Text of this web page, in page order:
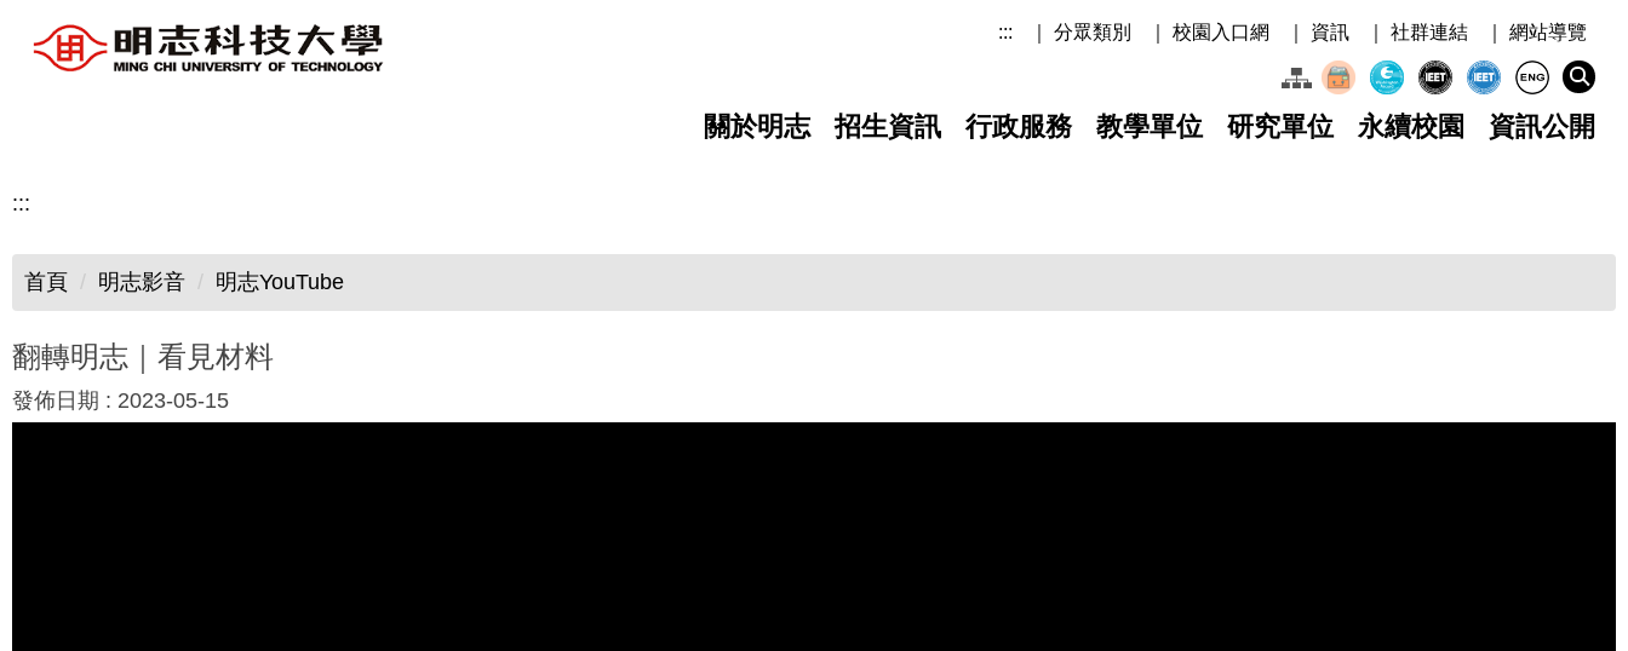
區
::: ｜ 分眾類別 ｜ 校園入口網 ｜ 資訊 ｜ 社群連結 ｜ 網站導覽
關於明志 招生資訊 行政服務 教學單位 研究單位 永續校園 資訊公開
:::
首頁 明志影音 明志YouTube
翻轉明志｜看見材料
發佈日期 : 2023-05-15